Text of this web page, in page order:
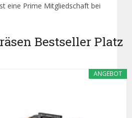
eine Prime Mitgliedschaft bei
Bestseller Platz
ANGEBOT